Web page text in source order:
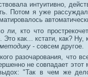
интуитивно,
Потом я уже
кто что
как... кстати, как? Ну,
- совсем другое.
разочарования, что
не совпадает
"Так в чем же